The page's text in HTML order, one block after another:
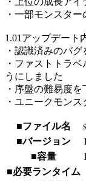
・一部モンスタ
1.01アップデート
・認識済みのバ
・ファストトラ
うにしました
・序盤の難易度を
・ユニークモン
■ファイル名
■バージョン
■容量
■必要ランタイム